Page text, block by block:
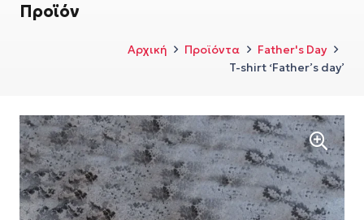
Προϊόν
Αρχική Προϊόντα
Father's Day
T-shirt ‘Father’s day’